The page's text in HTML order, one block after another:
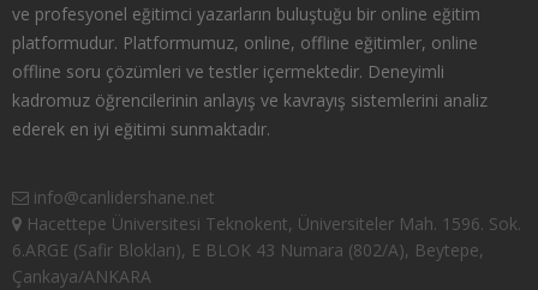
ve profesyonel eğitimci yazarların buluştuğu bir online eğitim
platformudur. Platformumuz, online, offline eğitimler, online
offline soru çözümleri ve testler içermektedir. Deneyimli
kadromuz öğrencilerinin anlayış ve kavrayış sistemlerini analiz
ederek en iyi eğitimi sunmaktadır.
info@canlidershane.net
Hacettepe Üniversitesi Teknokent, Üniversiteler Mah. 1596. Sok.
6.ARGE (Safir Blokları), E BLOK 43 Numara (802/A), Beytepe,
Çankaya/ANKARA